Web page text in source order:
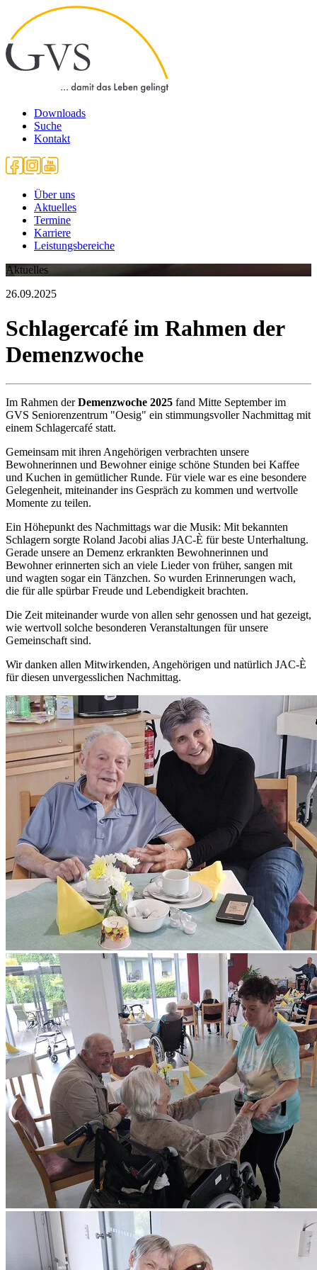
Downloads
Suche
Kontakt
Über uns
Aktuelles
Termine
Karriere
Leistungsbereiche
Aktuelles
26.09.2025
Schlagercafé im Rahmen der
Demenzwoche
Im Rahmen derDemenzwoche 2025 fand Mitte September im
GVS Seniorenzentrum "Oesig" ein stimmungsvoller Nachmittag mit
einem Schlagercafé statt.
Gemeinsam mit ihren Angehörigen verbrachten unsere
Bewohnerinnen und Bewohner einige schöne Stunden bei Kaffee
und Kuchen in gemütlicher Runde. Für viele war es eine besondere
Gelegenheit, miteinander ins Gespräch zu kommen und wertvolle
Momente zu teilen.
Ein Höhepunkt des Nachmittags war die Musik: Mit bekannten
Schlagern sorgte Roland Jacobi alias JAC-È für beste Unterhaltung.
Gerade unsere an Demenz erkrankten Bewohnerinnen und
Bewohner erinnerten sich an viele Lieder von früher, sangen mit
und wagten sogar ein Tänzchen. So wurden Erinnerungen wach,
die für alle spürbar Freude und Lebendigkeit brachten.
Die Zeit miteinander wurde von allen sehr genossen und hat gezeigt,
wie wertvoll solche besonderen Veranstaltungen für unsere
Gemeinschaft sind.
Wir danken allen Mitwirkenden, Angehörigen und natürlich JAC-È
für diesen unvergesslichen Nachmittag.